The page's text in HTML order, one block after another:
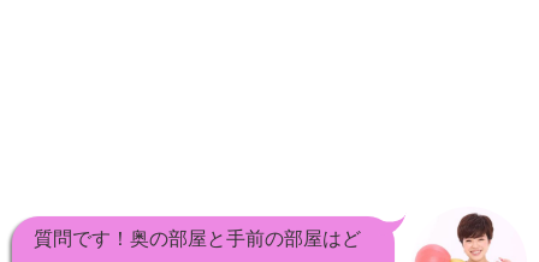
質問です！奥の部屋と手前の部屋はど